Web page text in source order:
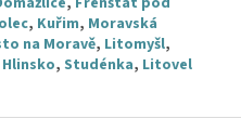
, Kuřim, Moravská
na Moravě, Litomyšl,
Hlinsko, Studénka, Litovel